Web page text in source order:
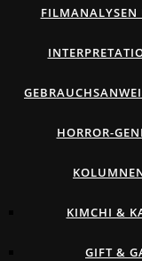
FILMANALYSEN
HORROR-
KIMCHI &
GIFT &